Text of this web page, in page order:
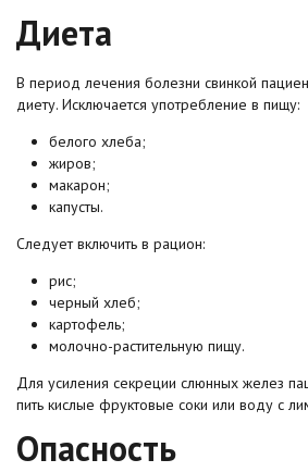
Диета
В период лечения болезни свинкой
диету. Исключается употребление в пищу:
белого хлеба;
жиров;
макарон;
капусты.
Следует включить в рацион:
рис;
черный хлеб;
картофель;
молочно-растительную пищу.
Для усиления секреции слюнных желез
пить кислые фруктовые соки или воду с
Опасность